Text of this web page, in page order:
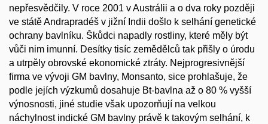
nepřesvědčily. V roce 2001 v Austrálii a o dva roky později
ve státě Andrapradéš v jižní Indii došlo k selhání genetické
ochrany bavlníku. Škůdci napadly rostliny, které měly být
vůči nim imunní. Desítky tisíc zemědělců tak přišly o úrodu
a utrpěly obrovské ekonomické ztráty. Nejprogresivnější
firma ve vývoji GM bavlny, Monsanto, sice prohlašuje, že
podle jejích výzkumů dosahuje Bt-bavlna až o 80 % vyšší
výnosnosti, jiné studie však upozorňují na velkou
náchylnost indické GM bavlny právě k takovým selhání, k